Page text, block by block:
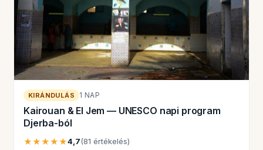
KIRÁNDULÁS 1 NAP
Kairouan & El Jem — UNESCO napi program
Djerba-ból
★★★★★4,7(81 értékelés)